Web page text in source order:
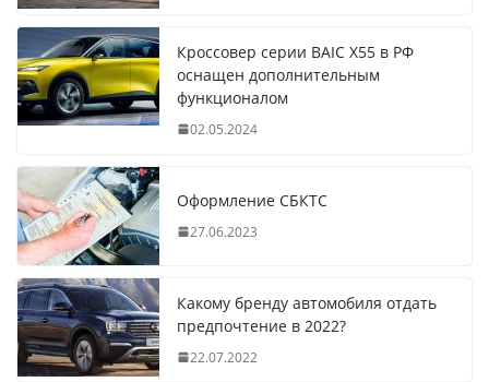
Кроссовер серии BAIC X55 в РФ
оснащен дополнительным
функционалом
02.05.2024
Оформление СБКТС
27.06.2023
Какому бренду автомобиля отдать
предпочтение в 2022?
22.07.2022